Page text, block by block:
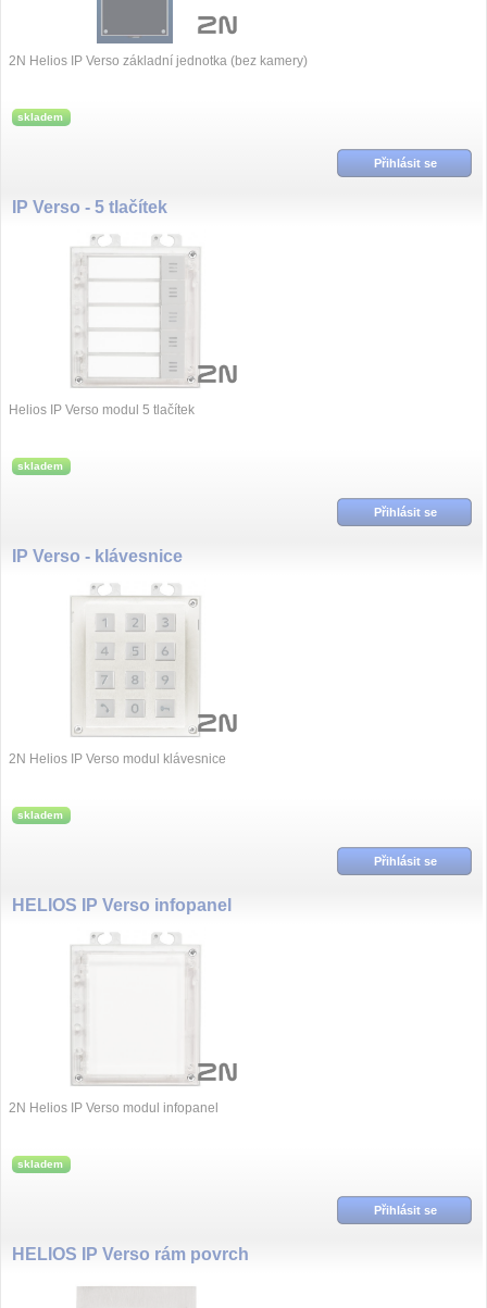
2N Helios IP Verso základní jednotka (bez kamery)
skladem
Přihlásit se
IP Verso - 5 tlačítek
Helios IP Verso modul 5 tlačítek
skladem
Přihlásit se
IP Verso - klávesnice
2N Helios IP Verso modul klávesnice
skladem
Přihlásit se
HELIOS IP Verso infopanel
2N Helios IP Verso modul infopanel
skladem
Přihlásit se
HELIOS IP Verso rám povrch